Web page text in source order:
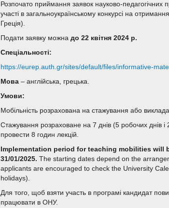
Розпочато приймання заявок науково-педагогічних
участі в загальноукраїнському конкурсі на
Греція).
Подати заявку можнадо 22 квітня 2024 р.
Спеціальності:
https://eurep.auth.gr/sites/default/files/informative-
Мова– англійська, грецька.
Умови:
Мобільність розрахована на стажування або
Стажування розраховане на 7 днів (5 робочих
провести 8 годин лекцій.
Implementation period for teaching mobilities will
31/01/2025. The starting dates depend on the
applicants are encouraged to check the University
holidays).
Для того, щоб взяти участь в програмі кандидат
працювати в ОНУ.